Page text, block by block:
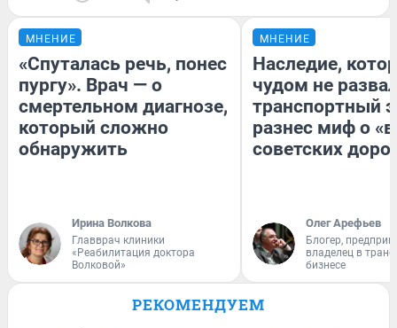
МНЕНИЕ
«Спуталась речь, понес
пургу». Врач — о
смертельном диагнозе,
который сложно
обнаружить
Ирина Волкова
Главврач клиники
«Реабилитация доктора
Волковой»
МНЕНИЕ
Наследие,
чудом не
транспортный
разнес миф о
советских
Олег Арефьев
Блогер,
владелец в
бизнесе
РЕКОМЕНДУЕМ